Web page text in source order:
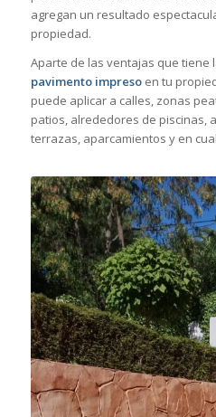
agregan un resultado
propiedad.
Aparte de las ventajas que tiene
pavimento impresoen tu
puede aplicar a calles, zonas
patios, alrededores de piscinas,
terrazas, aparcamientos y en